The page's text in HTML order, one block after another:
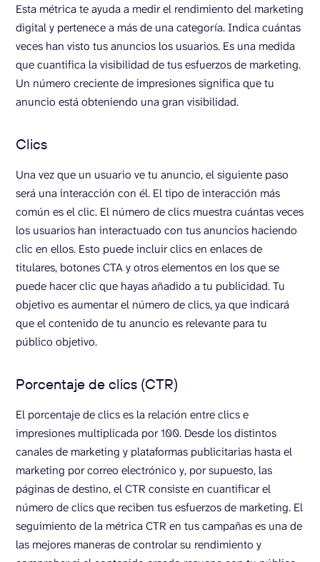
Esta métrica te ayuda a medir el rendimiento del marketing
digital y pertenece a más de una categoría. Indica cuántas
veces han visto tus anuncios los usuarios. Es una medida
que cuantifica la visibilidad de tus esfuerzos de marketing.
Un número creciente de impresiones significa que tu
anuncio está obteniendo una gran visibilidad.
Clics
Una vez que un usuario ve tu anuncio, el siguiente paso
será una interacción con él. El tipo de interacción más
común es el clic. El número de clics muestra cuántas veces
los usuarios han interactuado con tus anuncios haciendo
clic en ellos. Esto puede incluir clics en enlaces de
titulares, botones CTA y otros elementos en los que se
puede hacer clic que hayas añadido a tu publicidad. Tu
objetivo es aumentar el número de clics, ya que indicará
que el contenido de tu anuncio es relevante para tu
público objetivo.
Porcentaje de clics (CTR)
El porcentaje de clics es la relación entre clics e
impresiones multiplicada por 100. Desde los distintos
canales de marketing y plataformas publicitarias hasta el
marketing por correo electrónico y, por supuesto, las
páginas de destino, el CTR consiste en cuantificar el
número de clics que reciben tus esfuerzos de marketing. El
seguimiento de la métrica CTR en tus campañas es una de
las mejores maneras de controlar su rendimiento y